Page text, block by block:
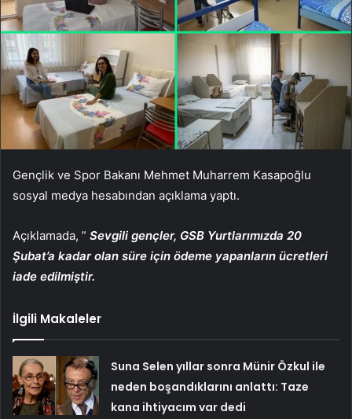
Gençlik ve Spor Bakanı Mehmet Muharrem Kasapoğlu
sosyal medya hesabından açıklama yaptı.
Açıklamada, ” Sevgili gençler, GSB Yurtlarımızda 20
Şubat’a kadar olan süre için ödeme yapanların ücretleri
iade edilmiştir.
İlgili Makaleler
Suna Selen yıllar sonra Münir Özkul ile
neden boşandıklarını anlattı: Taze
kana ihtiyacım var dedi